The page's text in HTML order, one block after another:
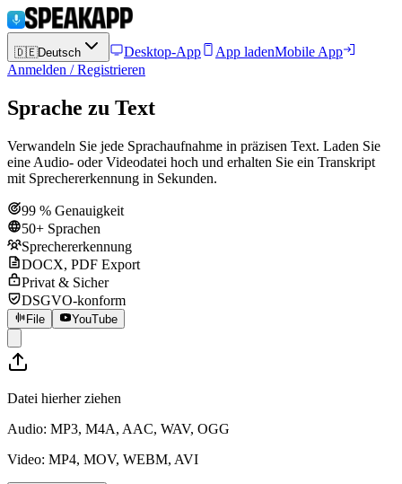
🇩🇪Deutsch Desktop-App App ladenMobile App
Anmelden / Registrieren
Sprache zu Text
Verwandeln Sie jede Sprachaufnahme in präzisen Text. Laden Sie
eine Audio- oder Videodatei hoch und erhalten Sie ein Transkript
mit Sprechererkennung in Sekunden.
99 % Genauigkeit
50+ Sprachen
Sprechererkennung
DOCX, PDF Export
Privat & Sicher
DSGVO-konform
File YouTube
Datei hierher ziehen
Audio: MP3, M4A, AAC, WAV, OGG
Video: MP4, MOV, WEBM, AVI